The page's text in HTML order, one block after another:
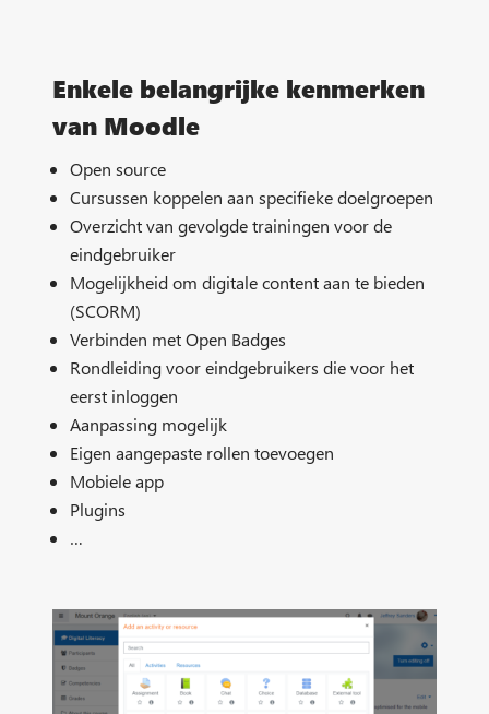
Enkele belangrijke kenmerken
van Moodle
Open source
Cursussen koppelen aan specifieke doelgroepen
Overzicht van gevolgde trainingen voor de
eindgebruiker
Mogelijkheid om digitale content aan te bieden
(SCORM)
Verbinden met Open Badges
Rondleiding voor eindgebruikers die voor het
eerst inloggen
Aanpassing mogelijk
Eigen aangepaste rollen toevoegen
Mobiele app
Plugins
…